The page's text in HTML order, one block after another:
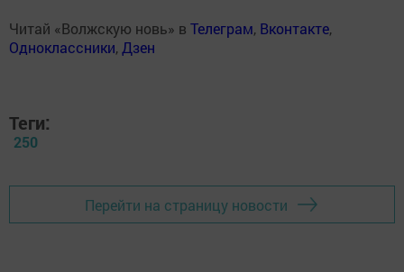
Читай «Волжскую новь» в Телеграм, Вконтакте,
Одноклассники, Дзен
Теги:
250
Перейти на страницу новости